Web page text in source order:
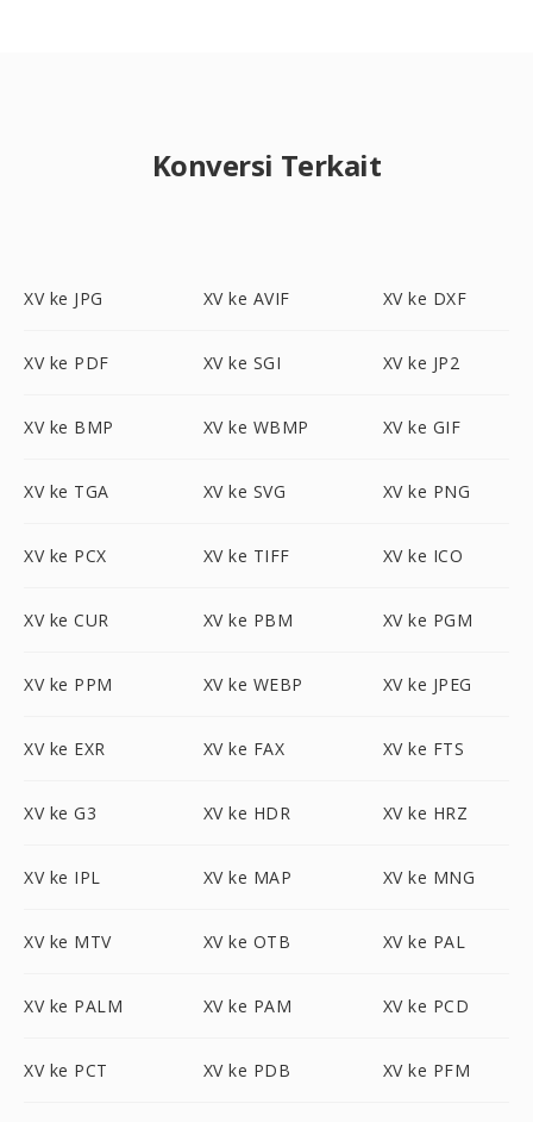
Konversi Terkait
XV ke JPG XV ke AVIF XV ke DXF
XV ke PDF XV ke SGI XV ke JP2
XV ke BMP XV ke WBMP XV ke GIF
XV ke TGA XV ke SVG XV ke PNG
XV ke PCX XV ke TIFF XV ke ICO
XV ke CUR XV ke PBM XV ke PGM
XV ke PPM XV ke WEBP XV ke JPEG
XV ke EXR XV ke FAX XV ke FTS
XV ke G3 XV ke HDR XV ke HRZ
XV ke IPL XV ke MAP XV ke MNG
XV ke MTV XV ke OTB XV ke PAL
XV ke PALM XV ke PAM XV ke PCD
XV ke PCT XV ke PDB XV ke PFM